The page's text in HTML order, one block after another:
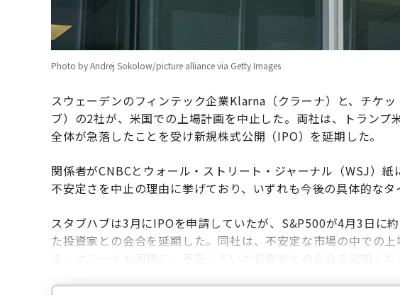
Photo by Andrej Sokolow/picture alliance via Getty Images
スウェーデンのフィンテック企業Klarna（クラーナ）と、チケ
ブ）の2社が、米国での上場計画を中止した。両社は、トランプ
全体が急落したことを受け新規株式公開（IPO）を延期した。
関係者がCNBCとウォール・ストリート・ジャーナル（WSJ）
不安定さを中止の理由に挙げており、いずれも今後の具体的なタ
スタブハブは3月にIPOを申請していたが、S&P500が4月3日に
た投資家との会合を延期した。同社は、不安定な市場の中での